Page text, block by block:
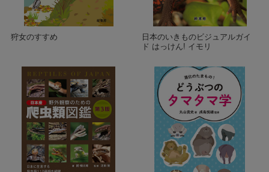
狩女のすすめ
日本のいきものビジュアルガイ
ド はっけん! イモリ